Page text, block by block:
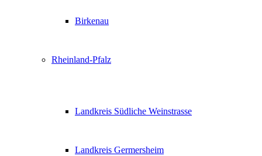
Birkenau
Rheinland-Pfalz
Landkreis Südliche Weinstrasse
Landkreis Germersheim